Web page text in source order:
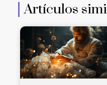
Artículos